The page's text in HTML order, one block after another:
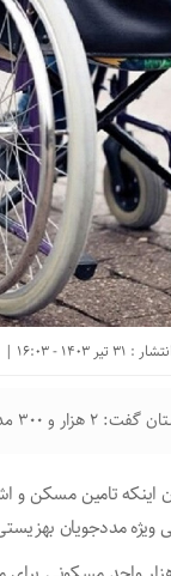
مستمری دریافت می‌کنند.